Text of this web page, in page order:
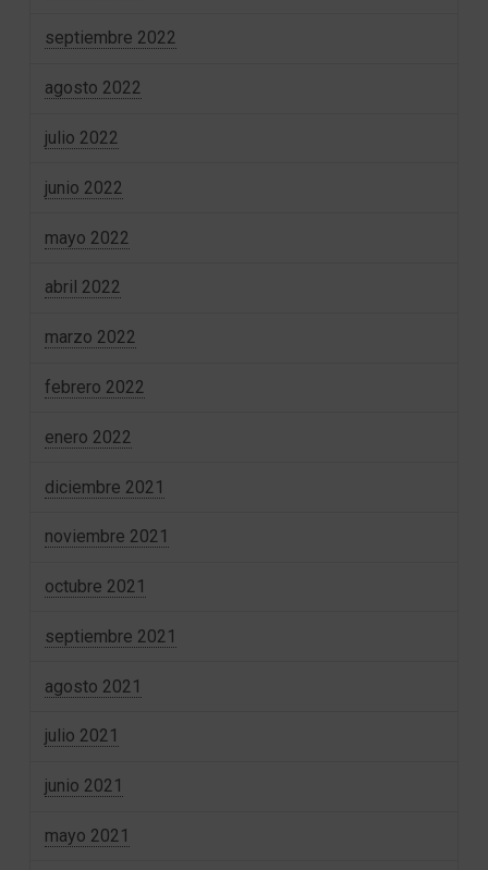
septiembre 2022
agosto 2022
julio 2022
junio 2022
mayo 2022
abril 2022
marzo 2022
febrero 2022
enero 2022
diciembre 2021
noviembre 2021
octubre 2021
septiembre 2021
agosto 2021
julio 2021
junio 2021
mayo 2021